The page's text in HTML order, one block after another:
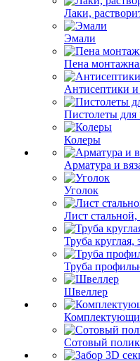
Лаки,
Эмали
Пена
Антисептики
Пистолеты
Колеры
Арматура и
Уголок
Лист стальной,
Труба круглая,
Труба
Швеллер
Сотовый